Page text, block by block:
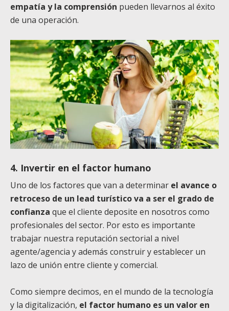
empatía y la comprensión pueden llevarnos al éxito
de una operación.
4. Invertir en el factor humano
Uno de los factores que van a determinar el avance o
retroceso de un lead turístico va a ser el grado de
confianza que el cliente deposite en nosotros como
profesionales del sector. Por esto es importante
trabajar nuestra reputación sectorial a nivel
agente/agencia y además construir y establecer un
lazo de unión entre cliente y comercial.
Como siempre decimos, en el mundo de la tecnología
y la digitalización, el factor humano es un valor en